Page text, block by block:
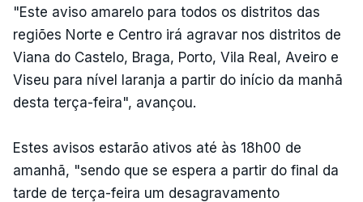
"Este aviso amarelo para todos os distritos das
regiões Norte e Centro irá agravar nos distritos de
Viana do Castelo, Braga, Porto, Vila Real, Aveiro e
Viseu para nível laranja a partir do início da manhã
desta terça-feira", avançou.
Estes avisos estarão ativos até às 18h00 de
amanhã, "sendo que se espera a partir do final da
tarde de terça-feira um desagravamento